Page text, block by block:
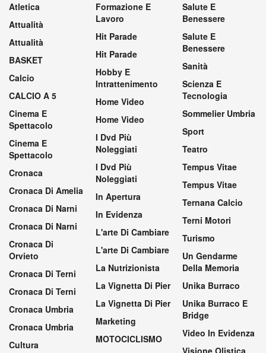
Atletica
Attualità
Attualità
BASKET
Calcio
CALCIO A 5
Cinema E
Spettacolo
Cinema E
Spettacolo
Cronaca
Cronaca Di Amelia
Cronaca Di Narni
Cronaca Di Narni
Cronaca Di
Orvieto
Cronaca Di Terni
Cronaca Di Terni
Cronaca Umbria
Cronaca Umbria
Cultura
Formazione E
Lavoro
Hit Parade
Hit Parade
Hobby E
Intrattenimento
Home Video
Home Video
I Dvd Più
Noleggiati
I Dvd Più
Noleggiati
In Apertura
In Evidenza
L'arte Di Cambiare
L'arte Di Cambiare
La Nutrizionista
La Vignetta Di Pier
La Vignetta Di Pier
Marketing
MOTOCICLISMO
Salute E
Benessere
Salute E
Benessere
Sanità
Scienza E
Tecnologia
Sommelier Umbria
Sport
Teatro
Tempus Vitae
Tempus Vitae
Ternana Calcio
Terni Motori
Turismo
Un Gendarme
Della Memoria
Unika Burraco
Unika Burraco E
Bridge
Video In Evidenza
Visione Olistica